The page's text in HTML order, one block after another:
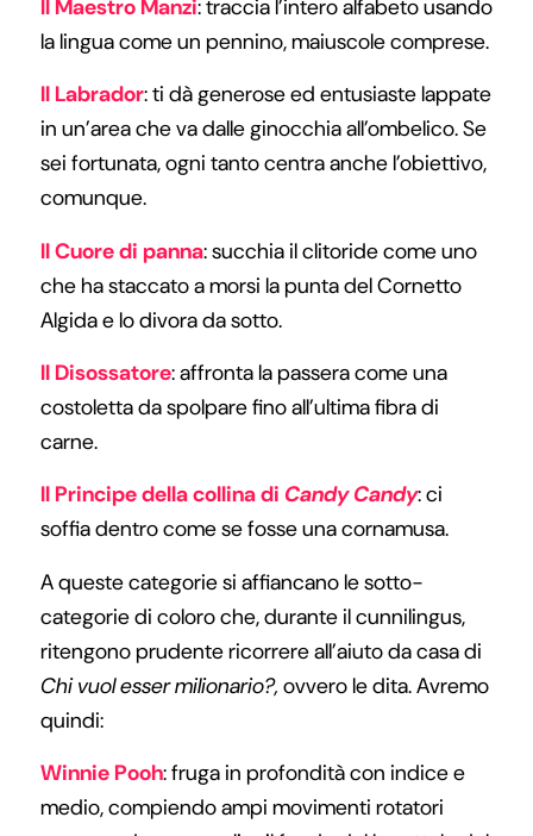
Il Maestro Manzi: traccia l’intero alfabeto usando
la lingua come un pennino, maiuscole comprese.
Il Labrador: ti dà generose ed entusiaste lappate
in un’area che va dalle ginocchia all’ombelico. Se
sei fortunata, ogni tanto centra anche l’obiettivo,
comunque.
Il Cuore di panna: succhia il clitoride come uno
che ha staccato a morsi la punta del Cornetto
Algida e lo divora da sotto.
Il Disossatore: affronta la passera come una
costoletta da spolpare fino all’ultima fibra di
carne.
Il Principe della collina di Candy Candy: ci
soffia dentro come se fosse una cornamusa.
A queste categorie si affiancano le sotto-
categorie di coloro che, durante il cunnilingus,
ritengono prudente ricorrere all’aiuto da casa di
Chi vuol esser milionario?, ovvero le dita. Avremo
quindi:
Winnie Pooh: fruga in profondità con indice e
medio, compiendo ampi movimenti rotatori